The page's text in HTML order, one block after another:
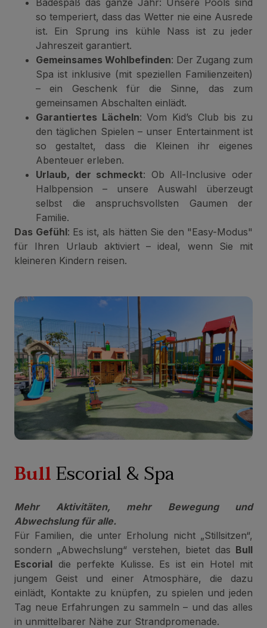
so temperiert, dass das Wetter nie eine Ausrede
ist. Ein Sprung ins kühle Nass ist zu jeder
Jahreszeit garantiert.
Gemeinsames Wohlbefinden: Der Zugang zum
Spa ist inklusive (mit speziellen Familienzeiten)
– ein Geschenk für die Sinne, das zum
gemeinsamen Abschalten einlädt.
Garantiertes Lächeln: Vom Kid’s Club bis zu
den täglichen Spielen – unser Entertainment ist
so gestaltet, dass die Kleinen ihr eigenes
Abenteuer erleben.
Urlaub, der schmeckt: Ob All-Inclusive oder
Halbpension – unsere Auswahl überzeugt
selbst die anspruchsvollsten Gaumen der
Familie.
Das Gefühl: Es ist, als hätten Sie den "Easy-Modus"
für Ihren Urlaub aktiviert – ideal, wenn Sie mit
kleineren Kindern reisen.
BullEscorial & Spa
Mehr Aktivitäten, mehr Bewegung und
Abwechslung für alle.
Für Familien, die unter Erholung nicht „Stillsitzen“,
sondern „Abwechslung“ verstehen, bietet das Bull
Escorial die perfekte Kulisse. Es ist ein Hotel mit
jungem Geist und einer Atmosphäre, die dazu
einlädt, Kontakte zu knüpfen, zu spielen und jeden
Tag neue Erfahrungen zu sammeln – und das alles
in unmittelbarer Nähe zur Strandpromenade.